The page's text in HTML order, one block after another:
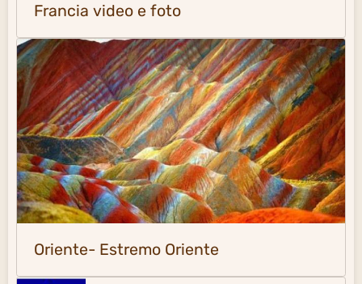
Francia video e foto
Oriente- Estremo Oriente